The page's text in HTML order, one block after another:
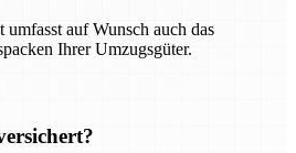
umfasst auf Wunsch auch das
Ihrer Umzugsgüter.